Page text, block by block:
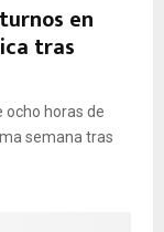
en
tras
ocho horas de
semana tras